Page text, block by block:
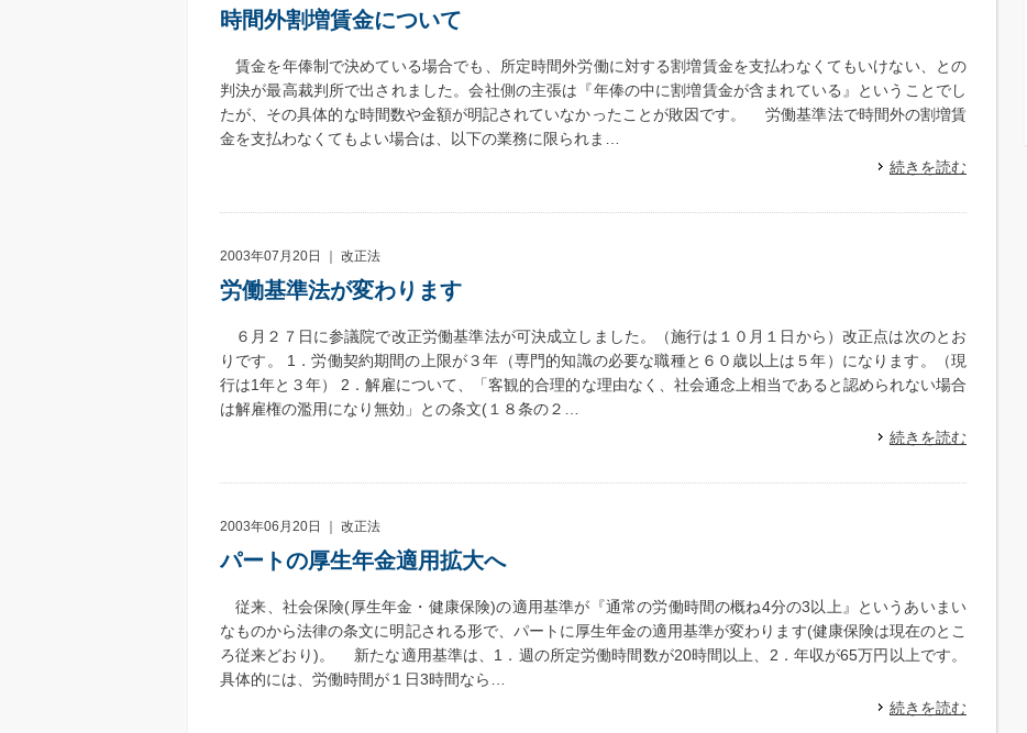
時間外割増賃金について
賃金を年俸制で決めている場合でも、所定時間外労働に対する割増賃金を支払わなくてもいけない、との
判決が最高裁判所で出されました。会社側の主張は『年俸の中に割増賃金が含まれている』ということでし
たが、その具体的な時間数や金額が明記されていなかったことが敗因です。 労働基準法で時間外の割増賃
金を支払わなくてもよい場合は、以下の業務に限られま…
続きを読む
2003年07月20日 ｜ 改正法
労働基準法が変わります
６月２７日に参議院で改正労働基準法が可決成立しました。（施行は１０月１日から）改正点は次のとお
りです。 1．労働契約期間の上限が３年（専門的知識の必要な職種と６０歳以上は５年）になります。（現
行は1年と３年） 2．解雇について、「客観的合理的な理由なく、社会通念上相当であると認められない場合
は解雇権の濫用になり無効」との条文(１８条の２…
続きを読む
2003年06月20日 ｜ 改正法
パートの厚生年金適用拡大へ
従来、社会保険(厚生年金・健康保険)の適用基準が『通常の労働時間の概ね4分の3以上』というあいまい
なものから法律の条文に明記される形で、パートに厚生年金の適用基準が変わります(健康保険は現在のとこ
ろ従来どおり)。 新たな適用基準は、1．週の所定労働時間数が20時間以上、2．年収が65万円以上です。
具体的には、労働時間が１日3時間なら…
続きを読む